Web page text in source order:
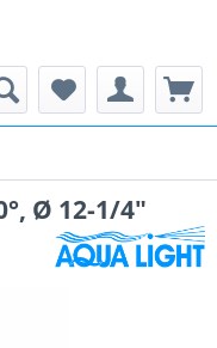
Ø 12-1/4"